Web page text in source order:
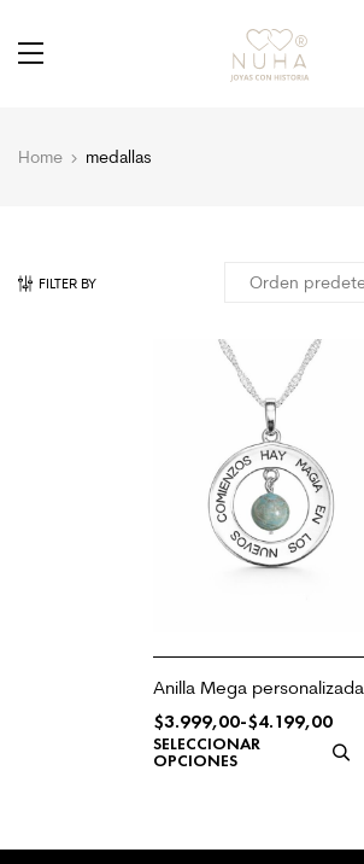
Home medallas
FILTER BY
Anilla Mega personalizada
$3.999,00-$4.199,00
SELECCIONAR
OPCIONES